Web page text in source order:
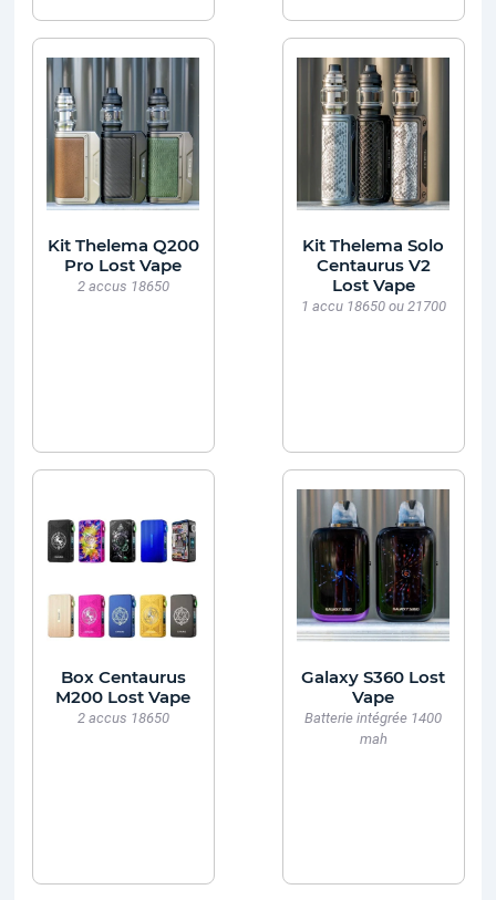
Kit Thelema Q200
Pro Lost Vape
2 accus 18650
Kit Thelema Solo
Centaurus V2
Lost Vape
1 accu 18650 ou 21700
Box Centaurus
M200 Lost Vape
2 accus 18650
Galaxy S360 Lost
Vape
Batterie intégrée 1400
mah